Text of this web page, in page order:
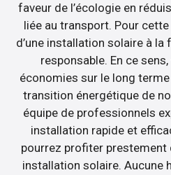
faveur de l’écologie en
liée au transport. Pour
d’une installation solaire à
responsable. En ce
économies sur le long
transition énergétique de
équipe de professionnels
installation rapide et
pourrez profiter prestement
installation solaire. Aucune